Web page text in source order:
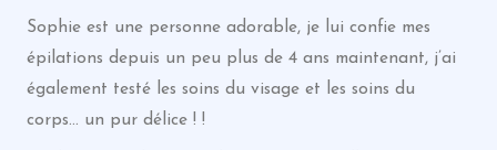
Sophie est une personne adorable, je lui confie mes
épilations depuis un peu plus de 4 ans maintenant, j’ai
également testé les soins du visage et les soins du
corps… un pur délice ! !